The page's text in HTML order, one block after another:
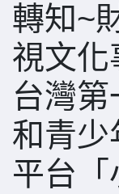
轉知~
視文化
台灣
和青少
平台「